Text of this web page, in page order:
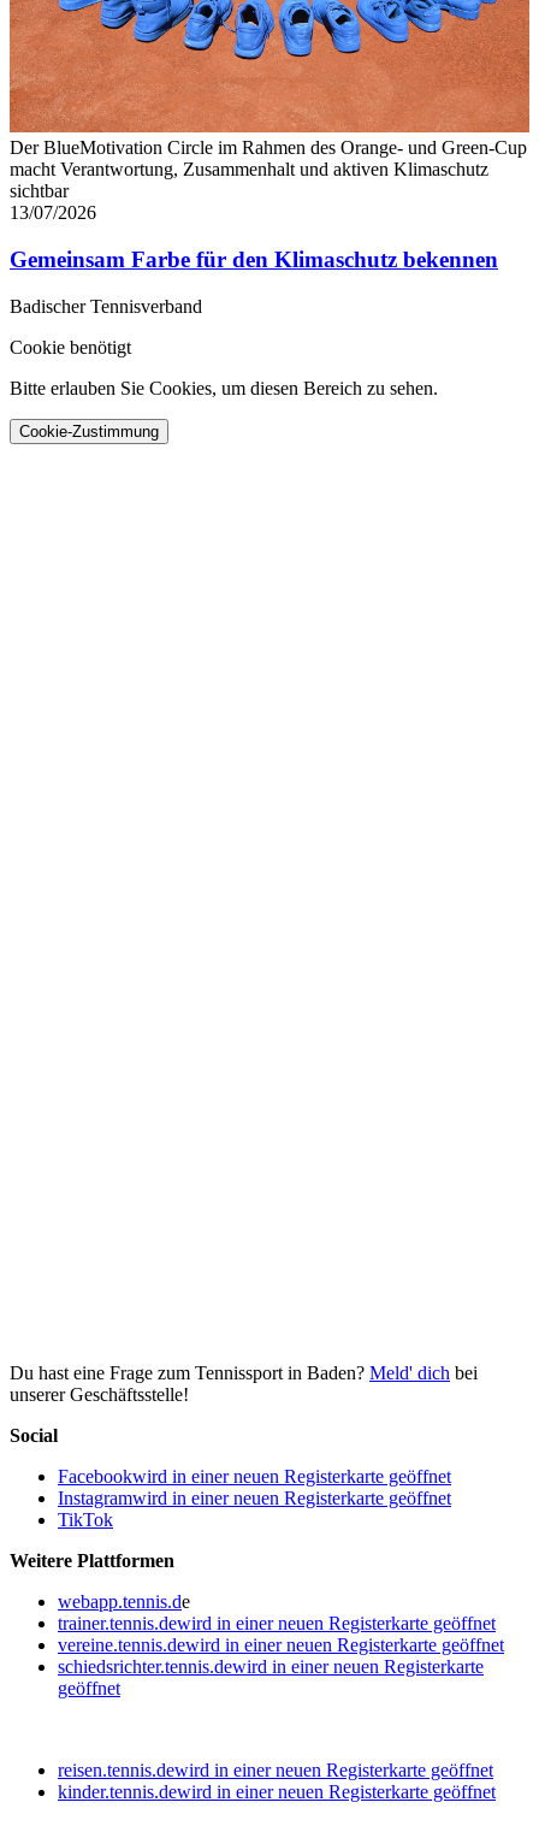
Der BlueMotivation Circle im Rahmen des Orange- und Green-Cup
macht Verantwortung, Zusammenhalt und aktiven Klimaschutz
sichtbar
13/07/2026
Gemeinsam Farbe für den Klimaschutz bekennen
Badischer Tennisverband
Cookie benötigt
Bitte erlauben Sie Cookies, um diesen Bereich zu sehen.
Cookie-Zustimmung
Du hast eine Frage zum Tennissport in Baden? Meld' dich bei
unserer Geschäftsstelle!
Social
Facebookwird in einer neuen Registerkarte geöffnet
Instagramwird in einer neuen Registerkarte geöffnet
TikTok
Weitere Plattformen
webapp.tennis.de
trainer.tennis.dewird in einer neuen Registerkarte geöffnet
vereine.tennis.dewird in einer neuen Registerkarte geöffnet
schiedsrichter.tennis.dewird in einer neuen Registerkarte
geöffnet
reisen.tennis.dewird in einer neuen Registerkarte geöffnet
kinder.tennis.dewird in einer neuen Registerkarte geöffnet